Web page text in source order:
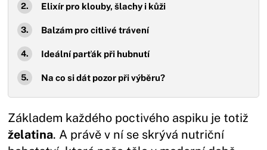
Elixír pro klouby, šlachy i kůži
Balzám pro citlivé trávení
Ideální parťák při hubnutí
Na co si dát pozor při výběru?
Základem každého poctivého aspiku je totiž
želatina. A právě v ní se skrývá nutriční